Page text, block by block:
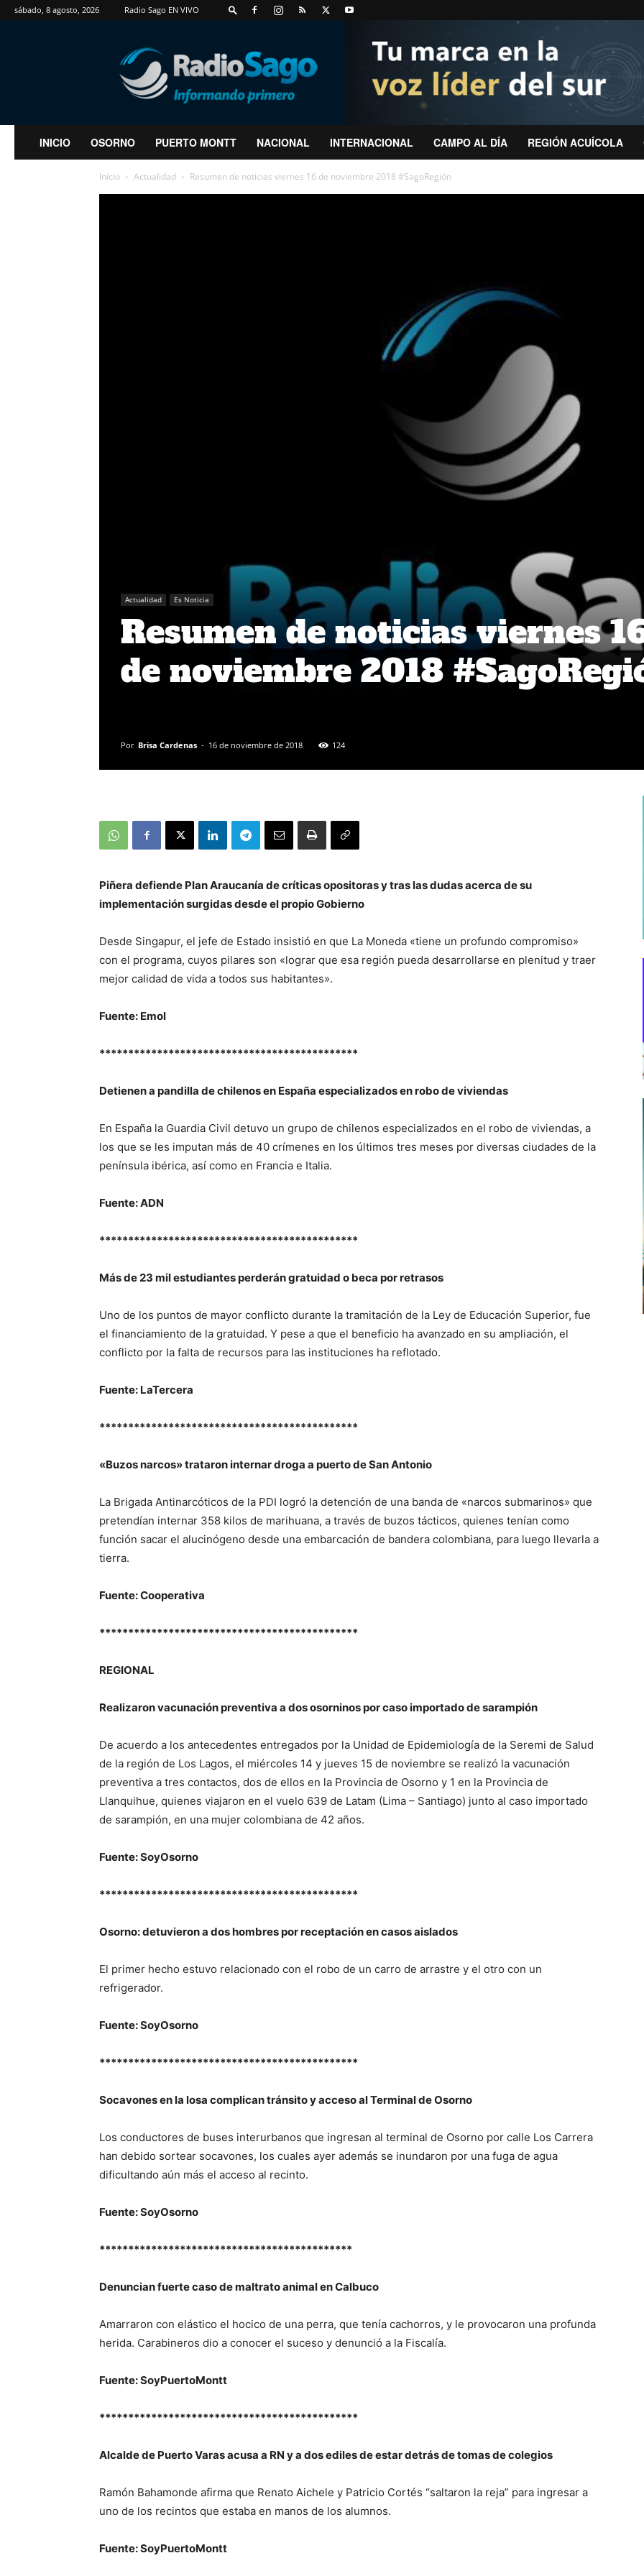
sábado, 8 agosto, 2026 Radio Sago EN VIVO
RadioSago
INICIO OSORNO PUERTO MONTT NACIONAL INTERNACIONAL CAMPO AL DÍA REGIÓN ACUÍCOLA
Inicio Actualidad Resumen de noticias viernes 16 de noviembre 2018 #SagoRegión
Actualidad Es Noticia
Resumen de noticias viernes
de noviembre 2018
Por Brisa Cardenas - 16 de noviembre de 2018 124
Piñera defiende Plan Araucanía de críticas opositoras y tras las dudas acerca de su
implementación surgidas desde el propio Gobierno
Desde Singapur, el jefe de Estado insistió en que La Moneda «tiene un profundo compromiso»
con el programa, cuyos pilares son «lograr que esa región pueda desarrollarse en plenitud y traer
mejor calidad de vida a todos sus habitantes».
Fuente: Emol
*********************************************
Detienen a pandilla de chilenos en España especializados en robo de viviendas
En España la Guardia Civil detuvo un grupo de chilenos especializados en el robo de viviendas, a
los que se les imputan más de 40 crímenes en los últimos tres meses por diversas ciudades de la
península ibérica, así como en Francia e Italia.
Fuente: ADN
*********************************************
Más de 23 mil estudiantes perderán gratuidad o beca por retrasos
Uno de los puntos de mayor conflicto durante la tramitación de la Ley de Educación Superior, fue
el financiamiento de la gratuidad. Y pese a que el beneficio ha avanzado en su ampliación, el
conflicto por la falta de recursos para las instituciones ha reflotado.
Fuente: LaTercera
*********************************************
«Buzos narcos» trataron internar droga a puerto de San Antonio
La Brigada Antinarcóticos de la PDI logró la detención de una banda de «narcos submarinos» que
pretendían internar 358 kilos de marihuana, a través de buzos tácticos, quienes tenían como
función sacar el alucinógeno desde una embarcación de bandera colombiana, para luego llevarla a
tierra.
Fuente: Cooperativa
*********************************************
REGIONAL
Realizaron vacunación preventiva a dos osorninos por caso importado de sarampión
De acuerdo a los antecedentes entregados por la Unidad de Epidemiología de la Seremi de Salud
de la región de Los Lagos, el miércoles 14 y jueves 15 de noviembre se realizó la vacunación
preventiva a tres contactos, dos de ellos en la Provincia de Osorno y 1 en la Provincia de
Llanquihue, quienes viajaron en el vuelo 639 de Latam (Lima – Santiago) junto al caso importado
de sarampión, en una mujer colombiana de 42 años.
Fuente: SoyOsorno
*********************************************
Osorno: detuvieron a dos hombres por receptación en casos aislados
El primer hecho estuvo relacionado con el robo de un carro de arrastre y el otro con un
refrigerador.
Fuente: SoyOsorno
*********************************************
Socavones en la losa complican tránsito y acceso al Terminal de Osorno
Los conductores de buses interurbanos que ingresan al terminal de Osorno por calle Los Carrera
han debido sortear socavones, los cuales ayer además se inundaron por una fuga de agua
dificultando aún más el acceso al recinto.
Fuente: SoyOsorno
********************************************
Denuncian fuerte caso de maltrato animal en Calbuco
Amarraron con elástico el hocico de una perra, que tenía cachorros, y le provocaron una profunda
herida. Carabineros dio a conocer el suceso y denunció a la Fiscalía.
Fuente: SoyPuertoMontt
*********************************************
Alcalde de Puerto Varas acusa a RN y a dos ediles de estar detrás de tomas de colegios
Ramón Bahamonde afirma que Renato Aichele y Patricio Cortés “saltaron la reja” para ingresar a
uno de los recintos que estaba en manos de los alumnos.
Fuente: SoyPuertoMontt